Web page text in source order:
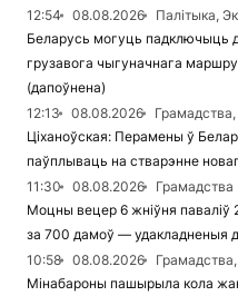
12:54
08.08.2026
Палітыка,
Беларусь могуць падключыць
грузавога чыгуначнага
(дапоўнена)
12:13
08.08.2026
Ціханоўская: Перамены ў
паўплываць на стварэнне
11:30
08.08.2026
Грамадства
Моцны вецер 6 жніўня паваліў
за 700 дамоў — удакладненыя
10:58
08.08.2026
Мінабароны пашырыла кола